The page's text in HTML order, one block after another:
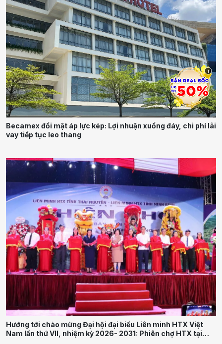
Becamex đối mặt áp lực kép: Lợi nhuận xuống đáy, chi phí lãi
vay tiếp tục leo thang
Hướng tới chào mừng Đại hội đại biểu Liên minh HTX Việt
Nam lần thứ VII, nhiệm kỳ 2026- 2031: Phiên chợ HTX tại
i